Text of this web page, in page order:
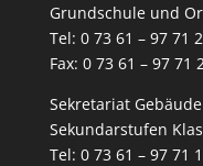
Grundschule und
Tel: 0 73 61 – 97 71
Fax: 0 73 61 – 97 71
Sekretariat
Sekundarstufen
Tel: 0 73 61 – 97 71